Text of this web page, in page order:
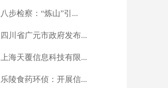
八步检察：“炼山”引...
四川省广元市政府发布...
上海天覆信息科技有限...
乐陵食药环侦：开展信...